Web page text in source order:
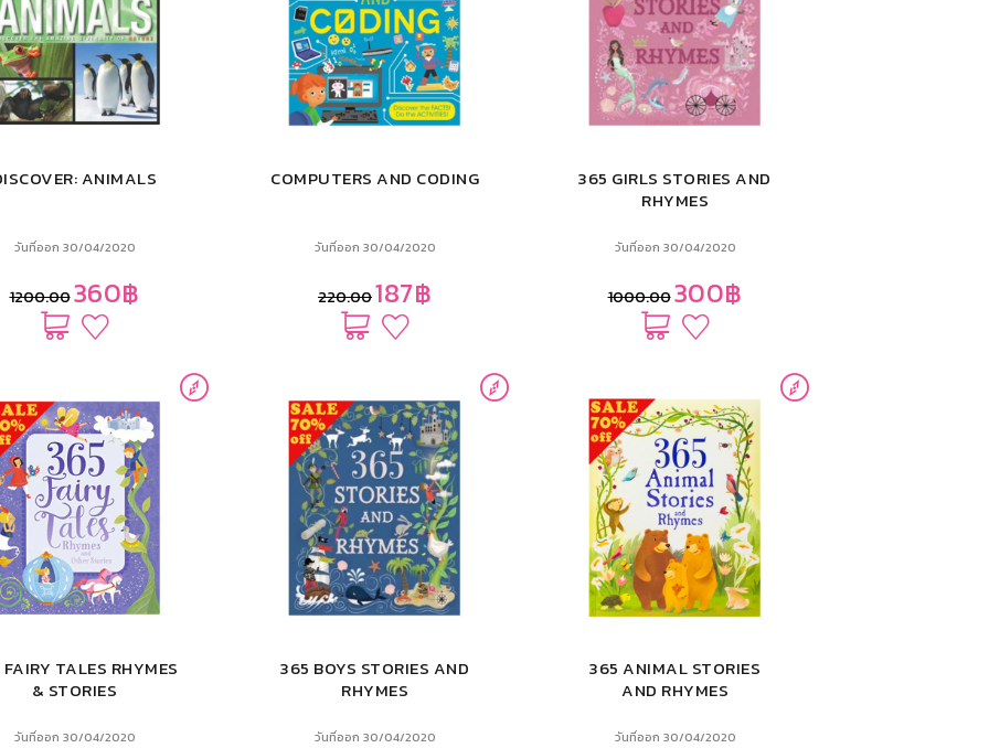
ANIMALS
วันที่ออก 30/04/2020
1200.00360฿
COMPUTERS AND CODING
วันที่ออก 30/04/2020
220.00187฿
365 GIRLS STORIES AND
RHYMES
วันที่ออก 30/04/2020
1000.00300฿
TALES RHYMES
& STORIES
วันที่ออก 30/04/2020
365 BOYS STORIES AND
RHYMES
วันที่ออก 30/04/2020
365 ANIMAL STORIES
AND RHYMES
วันที่ออก 30/04/2020